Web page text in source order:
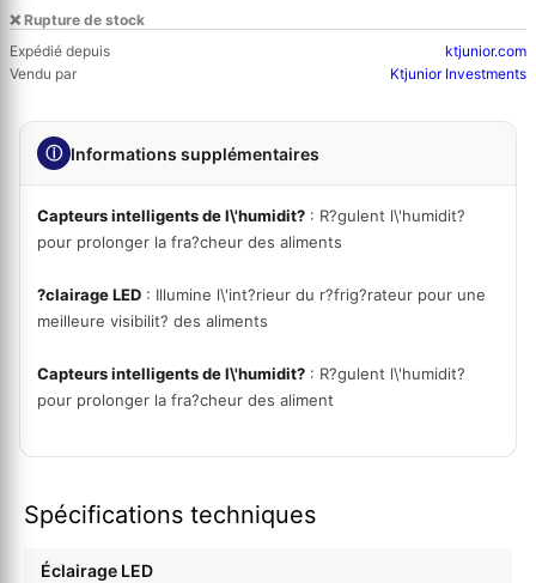
❌ Rupture de stock
Expédié depuis
ktjunior.com
Vendu par
Ktjunior Investments
ⓘ Informations supplémentaires
Capteurs intelligents de l\'humidit? : R?gulent l\'humidit?
pour prolonger la fra?cheur des aliments
?clairage LED : Illumine l\'int?rieur du r?frig?rateur pour une
meilleure visibilit? des aliments
Capteurs intelligents de l\'humidit? : R?gulent l\'humidit?
pour prolonger la fra?cheur des aliment
Spécifications techniques
Éclairage LED